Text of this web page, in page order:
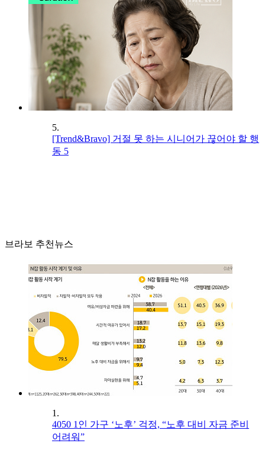
5.
[Trend&Bravo] 거절 못 하는 시니어가 끊어야 할 행
동 5
브라보 추천뉴스
1.
4050 1인 가구 ‘노후’ 걱정, “노후 대비 자금 준비
어려워”